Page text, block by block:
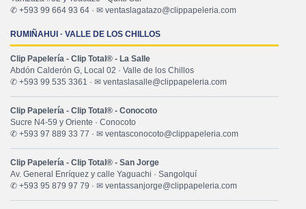
✆ +593 99 664 93 64 · ✉ ventaslagatazo@clippapeleria.com
RUMIÑAHUI · VALLE DE LOS CHILLOS
Clip Papelería - Clip Total® - La Salle
Abdón Calderón G, Local 02 · Valle de los Chillos
✆ +593 99 535 3361 · ✉ ventaslasalle@clippapeleria.com
Clip Papelería - Clip Total® - Conocoto
Sucre N4-59 y Oriente · Conocoto
✆ +593 97 889 33 77 · ✉ ventasconocoto@clippapeleria.com
Clip Papelería - Clip Total® - San Jorge
Av. General Enríquez y calle Yaguachi · Sangolquí
✆ +593 95 879 97 79 · ✉ ventassanjorge@clippapeleria.com